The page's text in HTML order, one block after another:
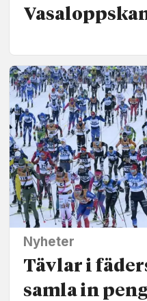
Nyheter
Tävlar i
samla in